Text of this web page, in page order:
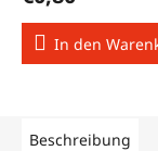
In den
Beschreibung